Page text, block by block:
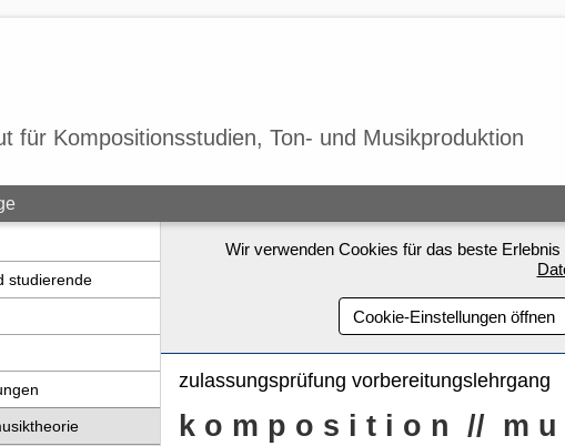
für Kompositionsstudien, Ton- und Musikproduktion
studierende
Wir verwenden Cookies für das beste
Cookie-Einstellungen öffnen
zulassungsprüfung vorbereitungslehrgang
k o m p o s i t i o n // m u